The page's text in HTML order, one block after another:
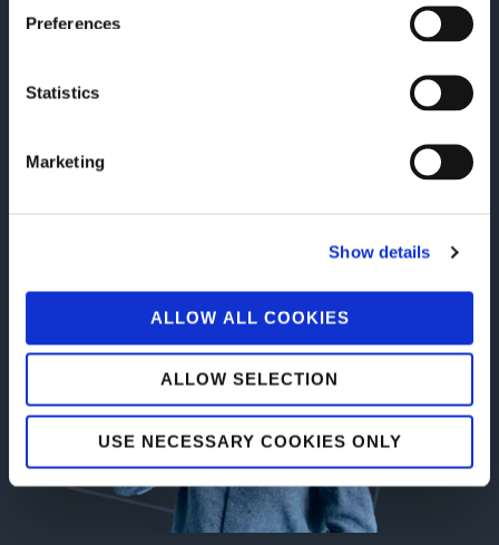
Preferences
Statistics
Marketing
Show details
ALLOW ALL COOKIES
ALLOW SELECTION
USE NECESSARY COOKIES ONLY
24/7
Siempre a su disposición
satisfacer sus necesidades en cualquier momento lo necesite